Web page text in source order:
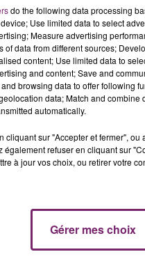
après-midi dans la Lys
sondé le canal à la
do the following data processing
Use limited data to select
Measure advertising
of data from different sources;
content; Use limited data to
and content; Save and
browsing data to offer following
data; Match and
automatically.
cliquant sur "Accepter et fermer",
également refuser en cliquant sur
à jour vos choix, ou retirer votre
Gérer mes choix